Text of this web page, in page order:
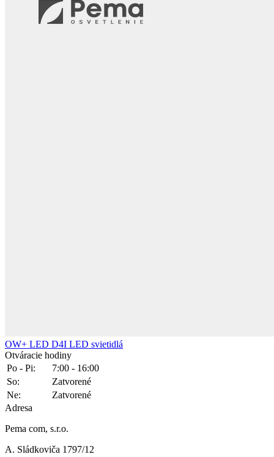
OW+ LED D4I LED svietidlá
Otváracie hodiny
Po - Pi:
7:00 - 16:00
So:
Zatvorené
Ne:
Zatvorené
Adresa
Pema com, s.r.o.
A. Sládkoviča 1797/12